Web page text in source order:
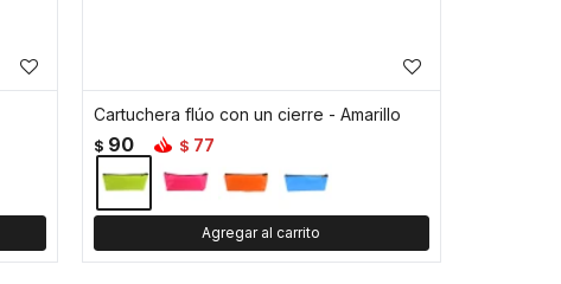
Cartuchera flúo con un cierre - Amarillo
$ 90 $ 77